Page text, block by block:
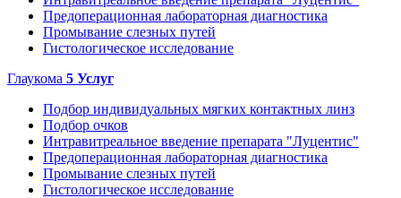
Предоперационная лабораторная диагностика
Промывание слезных путей
Гистологическое исследование
Глаукома 5 Услуг
Подбор индивидуальных мягких контактных линз
Подбор очков
Интравитреальное введение препарата "Луцентис"
Предоперационная лабораторная диагностика
Промывание слезных путей
Гистологическое исследование